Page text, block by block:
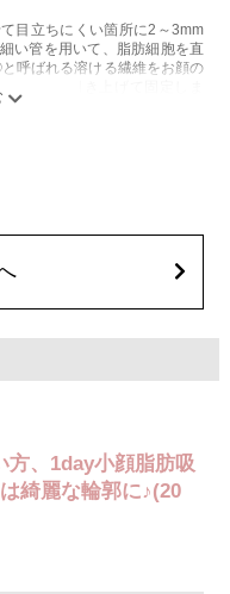
目立ちにくい箇所に2～3mm
い管を用いて、脂肪細胞を直
呼ばれる溶ける繊維をお顔の
側から引き上げて固定しま
、むくみ、内出血、引き攣れ
す。また、稀に貧血、細菌感
き、硬結、瘢痕化、色素沈
生じることがございます。
円(税込)
方、1day小顔脂肪吸
綺麗な輪郭に♪(20